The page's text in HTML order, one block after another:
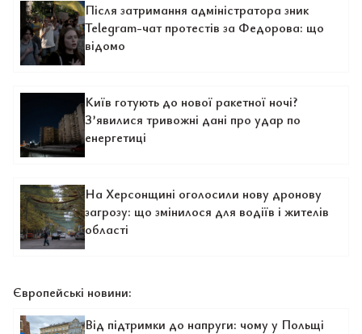
Після затримання адміністратора зник
Telegram-чат протестів за Федорова: що
відомо
Київ готують до нової ракетної ночі?
З’явилися тривожні дані про удар по
енергетиці
На Херсонщині оголосили нову дронову
загрозу: що змінилося для водіїв і жителів
області
Європейські новини:
Від підтримки до напруги: чому у Польщі